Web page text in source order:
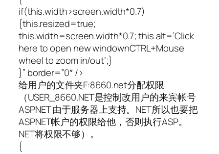
if(this.width>screen.width*0.7)
{this.resized=true;
this.width=screen.width*0.7; this.alt=’Click
here to open new windownCTRL+Mouse
wheel to zoom in/out’;}
}” border=”0″ />
给用户的文件夹F:8660.net分配权限
（USER_8660.NET是控制改用户的来宾帐号
ASPNET 由于服务器上支持。NET所以也要把
ASPNET帐户的权限给他，否则执行ASP。
NET将权限不够）。
{